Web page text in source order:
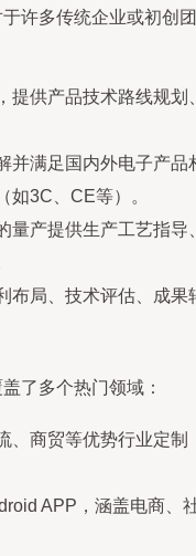
许多传统企业或初创团
提供产品技术路线规划
并满足国内外电子产品
如3C、CE等）。
量产提供生产工艺指导
布局、技术评估、成果
了多个热门领域：
、商贸等优势行业定制
APP，涵盖电商、